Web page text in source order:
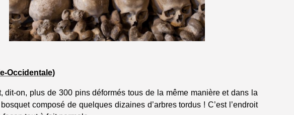
Occidentale)
on, plus de 300 pins déformés tous de la même manière et dans la
composé de quelques dizaines d’arbres tordus ! C’est l’endroit